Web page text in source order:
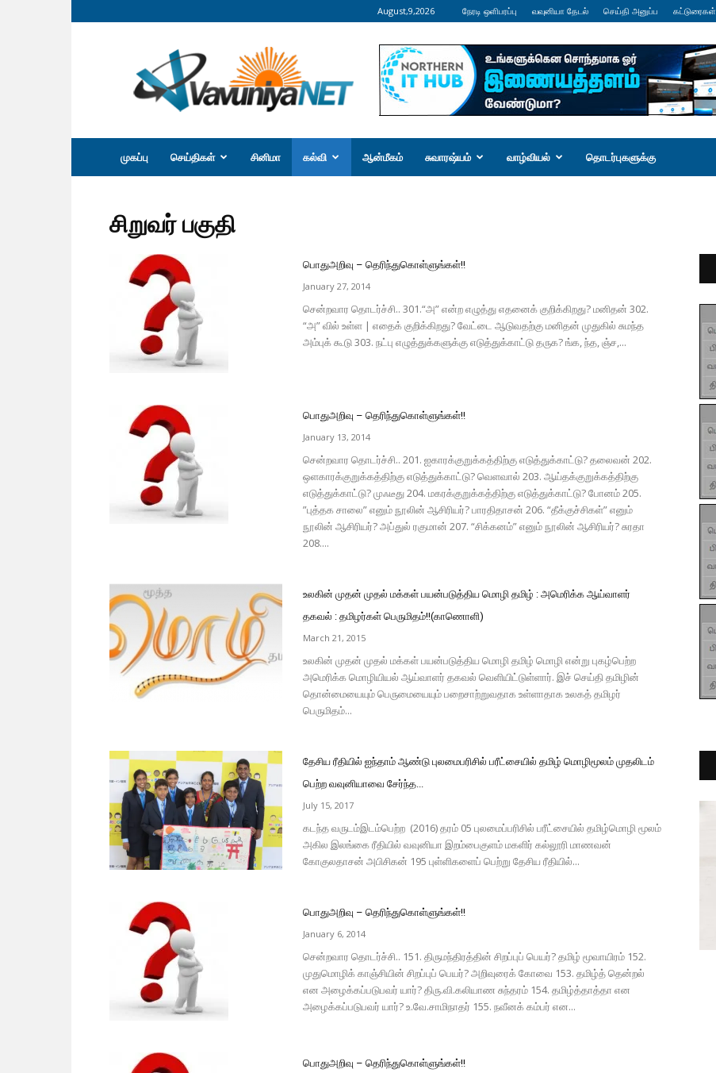
August,9,2026 நேரடி ஒளிபரப்பு வவுனியா தேடல் செய்தி அனுப்ப கட்டுரைகள்
வவுனியா
நெற்
முகப்பு செய்திகள் சினிமா கல்வி ஆன்மீகம் சுவாரஷ்யம் வாழ்வியல் தொடர்புகளுக்கு
சிறுவர் பகுதி
பொதுஅறிவு – தெரிந்துகொள்ளுங்கள்!!
January 27, 2014
சென்றவார தொடர்ச்சி.. 301.“அ” என்ற எழுத்து எதனைக் குறிக்கிறது? மனிதன் 302.
“அ” வில் உள்ள | எதைக் குறிக்கிறது? வேட்டை ஆடுவதற்கு மனிதன் முதுகில் சுமந்த
அம்புக் கூடு 303. நட்பு எழுத்துக்களுக்கு எடுத்துக்காட்டு தருக? ங்க, ந்த, ஞ்ச,...
பொதுஅறிவு – தெரிந்துகொள்ளுங்கள்!!
January 13, 2014
சென்றவார தொடர்ச்சி.. 201. ஐகாரக்குறுக்கத்திற்கு எடுத்துக்காட்டு? தலைவன் 202.
ஒளகாரக்குறுக்கத்திற்கு எடுத்துக்காட்டு? வெளவால் 203. ஆய்தக்குறுக்கத்திற்கு
எடுத்துக்காட்டு? முஃடீது 204. மகரக்குறுக்கத்திற்கு எடுத்துக்காட்டு? போனம் 205.
”புத்தக சாலை” எனும் நூலின் ஆசிரியர்? பாரதிதாசன் 206. “தீக்குச்சிகள்” எனும்
நூலின் ஆசிரியர்? அப்துல் ரகுமான் 207. “சிக்கனம்” எனும் நூலின் ஆசிரியர்? சுரதா
208....
உலகின் முதன் முதல் மக்கள் பயன்படுத்திய மொழி தமிழ் : அமெரிக்க ஆய்வாளர்
தகவல் : தமிழர்கள் பெருமிதம்!!(காணொளி)
March 21, 2015
உலகின் முதன் முதல் மக்கள் பயன்படுத்திய மொழி தமிழ் மொழி என்று புகழ்பெற்ற
அமெரிக்க மொழியியல் ஆய்வாளர் தகவல் வெளியிட்டுள்ளார். இச் செய்தி தமிழின்
தொன்மையையும் பெருமையையும் பறைசாற்றுவதாக உள்ளாதாக உலகத் தமிழர்
பெருமிதம்...
தேசிய ரீதியில் ஐந்தாம் ஆண்டு புலமைபரிசில் பரீட்சையில் தமிழ் மொழிமூலம் முதலிடம்
பெற்ற வவுனியாவை சேர்ந்த...
July 15, 2017
கடந்த வருடம்இடம்பெற்ற (2016) தரம் 05 புலமைப்பரிசில் பரீட்சையில் தமிழ்மொழி மூலம்
அகில இலங்கை ரீதியில் வவுனியா இறம்பைகுளம் மகளிர் கல்லூரி மாணவன்
கோகுலதாசன் அபிசிகன் 195 புள்ளிகளைப் பெற்று தேசிய ரீதியில்...
பொதுஅறிவு – தெரிந்துகொள்ளுங்கள்!!
January 6, 2014
சென்றவார தொடர்ச்சி.. 151. திருமந்திரத்தின் சிறப்புப் பெயர்? தமிழ் மூவாயிரம் 152.
முதுமொழிக் காஞ்சியின் சிறப்புப் பெயர்? அறிவுரைக் கோவை 153. தமிழ்த் தென்றல்
என அழைக்கப்படுபவர் யார்? திரு.வி.கலியாண சுந்தரம் 154. தமிழ்த்தாத்தா என
அழைக்கப்படுபவர் யார்? உ.வே.சாமிநாதர் 155. நவீனக் கம்பர் என...
பொதுஅறிவு – தெரிந்துகொள்ளுங்கள்!!